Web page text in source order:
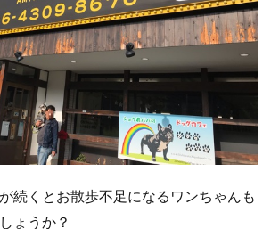
続くとお散歩不足になるワンちゃんも
ょうか？